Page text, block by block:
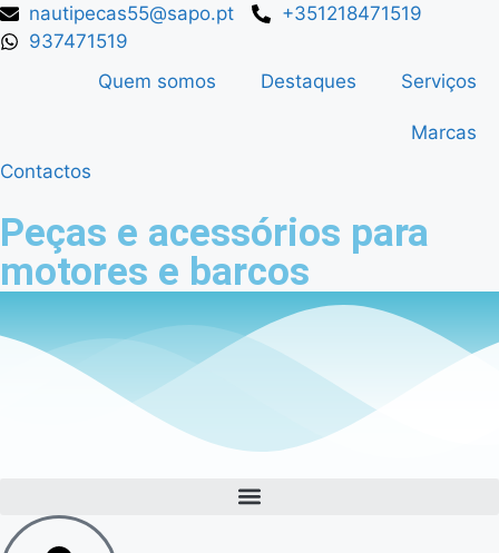
nautipecas55@sapo.pt
+351218471519
937471519
Quem somos
Destaques Serviços
Marcas
Contactos
Peças e acessórios para
motores e barcos